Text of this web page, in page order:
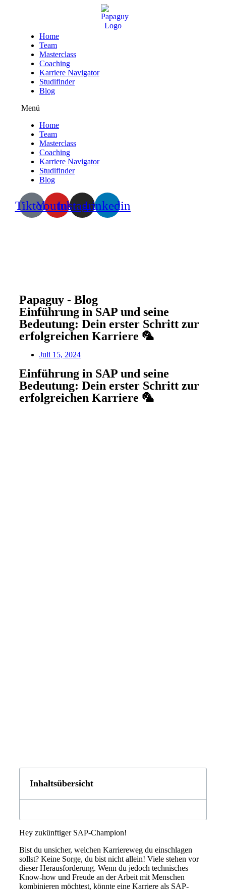
Home
Team
Masterclass
Coaching
Karriere Navigator
Studifinder
Blog
Menü
Home
Team
Masterclass
Coaching
Karriere Navigator
Studifinder
Blog
TiktokYoutubeInstagramLinkedin
Papaguy - Blog
Einführung in SAP und seine
Bedeutung: Dein erster Schritt zur
erfolgreichen Karriere 🦜
Juli 15, 2024
Einführung in SAP und seine
Bedeutung: Dein erster Schritt zur
erfolgreichen Karriere 🦜
Inhaltsübersicht
Hey zukünftiger SAP-Champion!
Bist du unsicher, welchen Karriereweg du einschlagen
sollst? Keine Sorge, du bist nicht allein! Viele stehen vor
dieser Herausforderung. Wenn du jedoch technisches
Know-how und Freude an der Arbeit mit Menschen
kombinieren möchtest, könnte eine Karriere als SAP-